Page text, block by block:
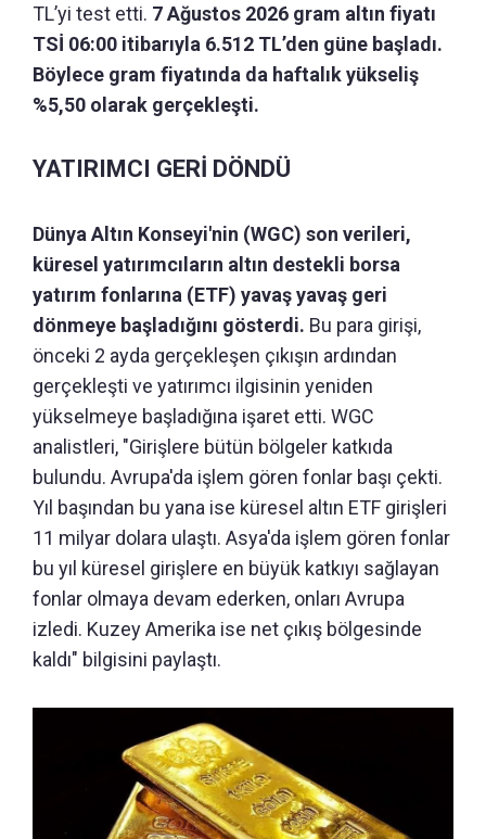
TL’yi test etti. 7 Ağustos 2026 gram altın fiyatı
TSİ 06:00 itibarıyla 6.512 TL’den güne başladı.
Böylece gram fiyatında da haftalık yükseliş
%5,50 olarak gerçekleşti.
YATIRIMCI GERİ DÖNDÜ
Dünya Altın Konseyi'nin (WGC) son verileri,
küresel yatırımcıların altın destekli borsa
yatırım fonlarına (ETF) yavaş yavaş geri
dönmeye başladığını gösterdi. Bu para girişi,
önceki 2 ayda gerçekleşen çıkışın ardından
gerçekleşti ve yatırımcı ilgisinin yeniden
yükselmeye başladığına işaret etti. WGC
analistleri, "Girişlere bütün bölgeler katkıda
bulundu. Avrupa'da işlem gören fonlar başı çekti.
Yıl başından bu yana ise küresel altın ETF girişleri
11 milyar dolara ulaştı. Asya'da işlem gören fonlar
bu yıl küresel girişlere en büyük katkıyı sağlayan
fonlar olmaya devam ederken, onları Avrupa
izledi. Kuzey Amerika ise net çıkış bölgesinde
kaldı" bilgisini paylaştı.